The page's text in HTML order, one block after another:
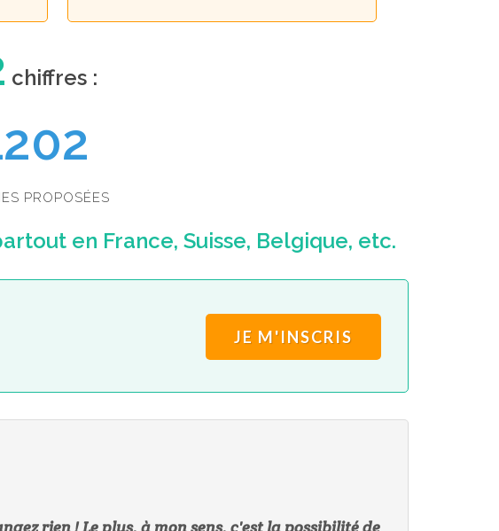
chiffres :
PROPOSÉES
en France, Suisse, Belgique, etc.
JE M'INSCRIS